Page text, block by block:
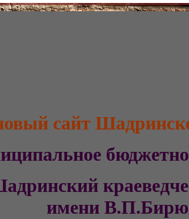
сайт
имени